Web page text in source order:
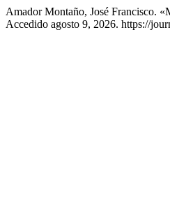
Amador Montaño, José Francisco.
Accedido agosto 9, 2026. https://